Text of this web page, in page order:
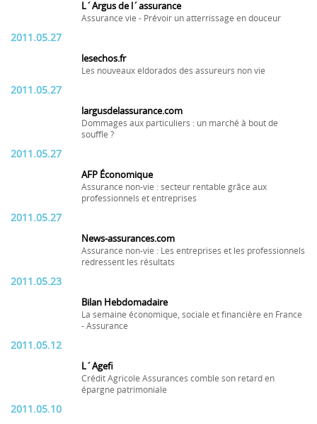
L´Argus de l´assurance
Assurance vie - Prévoir un atterrissage en douceur
2011.05.27
lesechos.fr
Les nouveaux eldorados des assureurs non vie
2011.05.27
largusdelassurance.com
Dommages aux particuliers : un marché à bout de
souffle ?
2011.05.27
AFP Économique
Assurance non-vie : secteur rentable grâce aux
professionnels et entreprises
2011.05.27
News-assurances.com
Assurance non-vie : Les entreprises et les professionnels
redressent les résultats
2011.05.23
Bilan Hebdomadaire
La semaine économique, sociale et financière en France
- Assurance
2011.05.12
L´Agefi
Crédit Agricole Assurances comble son retard en
épargne patrimoniale
2011.05.10